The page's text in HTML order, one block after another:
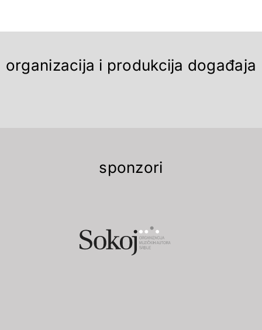
organizacija i produkcija događaja
sponzori